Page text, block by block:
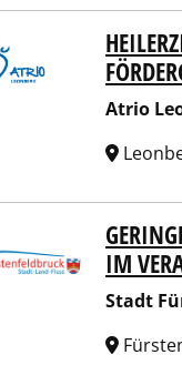
Leonberg e. V.
Atrio
Fürstenfeldbruck
IM
Stadt